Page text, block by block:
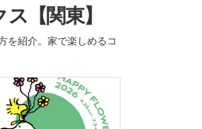
【関東】
を紹介。家で楽しめるコ